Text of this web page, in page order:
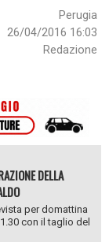
Perugia
26/04/2016 16:03
Redazione
DELLA
per domattina
con il taglio del